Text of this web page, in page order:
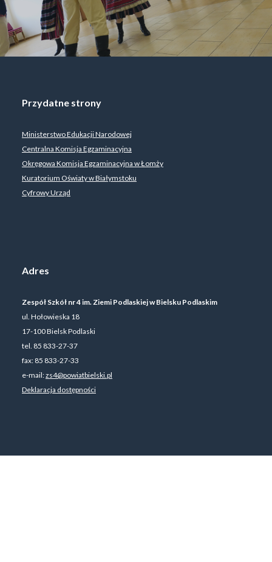
Przydatne strony
Ministerstwo Edukacji Narodowej
Centralna Komisja Egzaminacyjna
Okręgowa Komisja Egzaminacyjna w Łomży
Kuratorium Oświaty w Białymstoku
Cyfrowy Urząd
Adres
Zespół Szkół nr 4 im. Ziemi Podlaskiej w Bielsku Podlaskim
ul. Hołowieska 18
17-100 Bielsk Podlaski
tel. 85 833-27-37
fax: 85 833-27-33
e-mail:zs4@powiatbielski.pl
Deklaracja dostępności